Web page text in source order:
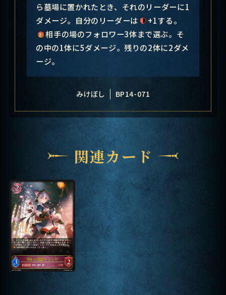
ら墓場に置かれたとき、それのリーダーに1
ダメージ。自分のリーダーは
+1する。
相手の場のフォロワー3体まで選ぶ。そ
の中の1体に5ダメージ。残りの2体に2ダメ
ージ。
みけぼし BP14-071
関連カード